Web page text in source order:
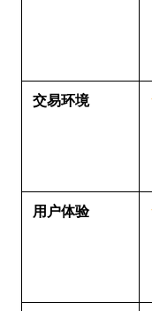
交易环境
用户体验